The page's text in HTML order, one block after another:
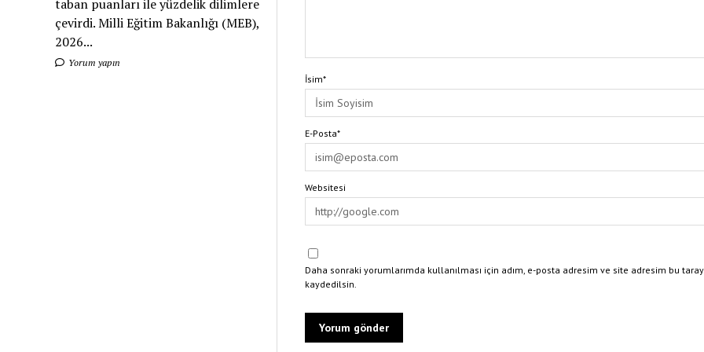
taban puanları ile yüzdelik dilimlere
çevirdi. Milli Eğitim Bakanlığı (MEB),
2026...
Yorum yapın
İsim*
E-Posta*
Websitesi
Daha sonraki yorumlarımda kullanılması için adım, e-posta adresim ve site adresim bu
kaydedilsin.